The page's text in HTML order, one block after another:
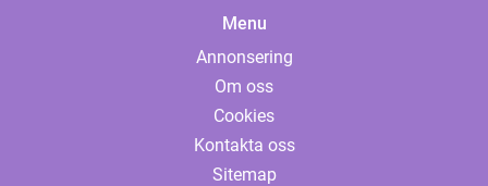
Menu
Annonsering
Om oss
Cookies
Kontakta oss
Sitemap